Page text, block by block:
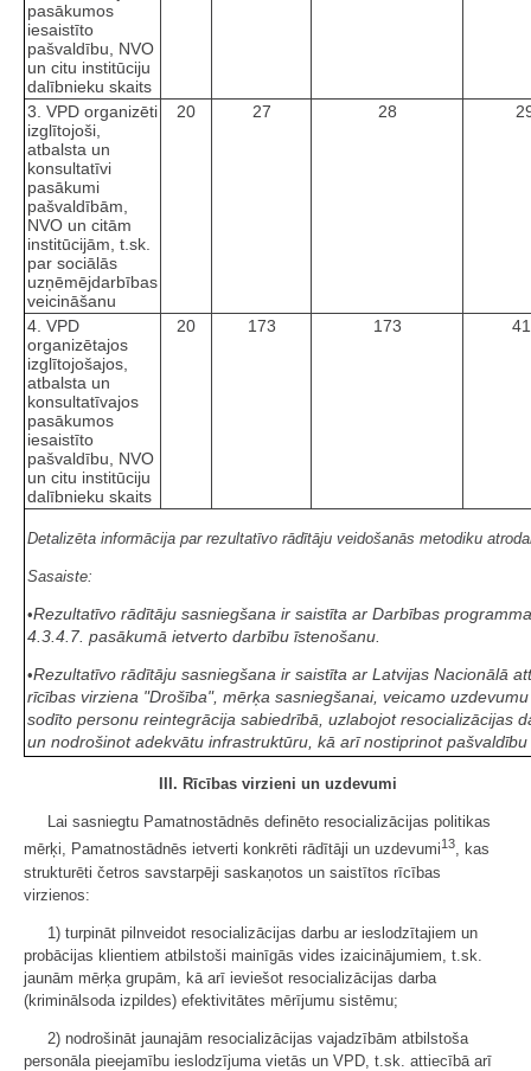
pasākumos
iesaistīto
pašvaldību, NVO
un citu institūciju
dalībnieku skaits
3. VPD organizēti
izglītojoši,
atbalsta un
konsultatīvi
pasākumi
pašvaldībām,
NVO un citām
institūcijām, t.sk.
par sociālās
uzņēmējdarbības
veicināšanu
20 27 28
4. VPD
organizētajos
izglītojošajos,
atbalsta un
konsultatīvajos
pasākumos
iesaistīto
pašvaldību, NVO
un citu institūciju
dalībnieku skaits
20 173 173
Detalizēta informācija par rezultatīvo rādītāju veidošanās metodiku
Sasaiste:
•Rezultatīvo rādītāju sasniegšana ir saistīta ar Darbības
4.3.4.7. pasākumā ietverto darbību īstenošanu.
•Rezultatīvo rādītāju sasniegšana ir saistīta ar Latvijas Nacionālā
rīcības virziena "Drošība", mērķa sasniegšanai, veicamo
sodīto personu reintegrācija sabiedrībā, uzlabojot resocializācijas
un nodrošinot adekvātu infrastruktūru, kā arī nostiprinot
III. Rīcības virzieni un uzdevumi
Lai sasniegtu Pamatnostādnēs definēto resocializācijas politikas
mērķi, Pamatnostādnēs ietverti konkrēti rādītāji un uzdevumi13, kas
strukturēti četros savstarpēji saskaņotos un saistītos rīcības
virzienos:
1) turpināt pilnveidot resocializācijas darbu ar ieslodzītajiem un
probācijas klientiem atbilstoši mainīgās vides izaicinājumiem, t.sk.
jaunām mērķa grupām, kā arī ieviešot resocializācijas darba
(kriminālsoda izpildes) efektivitātes mērījumu sistēmu;
2) nodrošināt jaunajām resocializācijas vajadzībām atbilstoša
personāla pieejamību ieslodzījuma vietās un VPD, t.sk. attiecībā arī